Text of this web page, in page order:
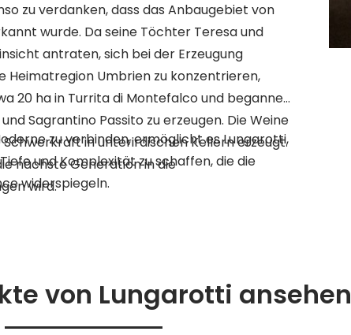
zu verdanken, dass das Anbaugebiet von
Töchter Teresa und
antraten, sich bei der Erzeugung
Heimatregion Umbrien zu konzentrieren,
20 ha in Turrita di Montefalco und begannen,
Sagrantino Passito zu erzeugen. Die Weine
in unterirdischen Kellern erzeugt.
nächste Generation in die
wird.
zu verbinden, ermöglicht es Lungarotti,
und Komplexität zu schaffen, die die
widerspiegeln.
von Lungarotti ansehen